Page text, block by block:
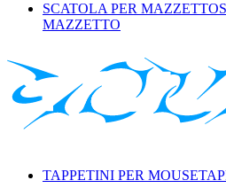
SCATOLA PER MAZZETTO
MAZZETTO
TAPPETINI PER MOUSE